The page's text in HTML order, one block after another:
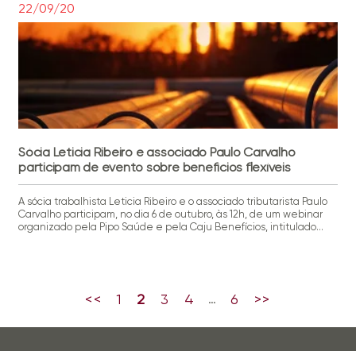
22/09/20
Sócia Leticia Ribeiro e associado Paulo Carvalho
participam de evento sobre benefícios flexíveis
A sócia trabalhista Leticia Ribeiro e o associado tributarista Paulo
Carvalho participam, no dia 6 de outubro, às 12h, de um webinar
organizado pela Pipo Saúde e pela Caju Benefícios, intitulado
<< 1 2 3 4 … 6 >>